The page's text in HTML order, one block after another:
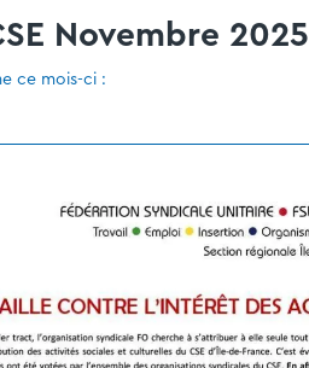
Novembre 2025
ce mois-ci :